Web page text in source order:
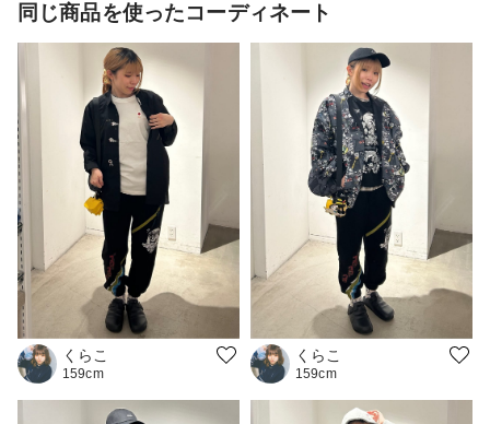
同じ商品を使ったコーディネート
くらこ
159cm
くらこ
159cm